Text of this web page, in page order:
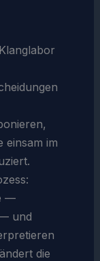
einsam im
—
und
die